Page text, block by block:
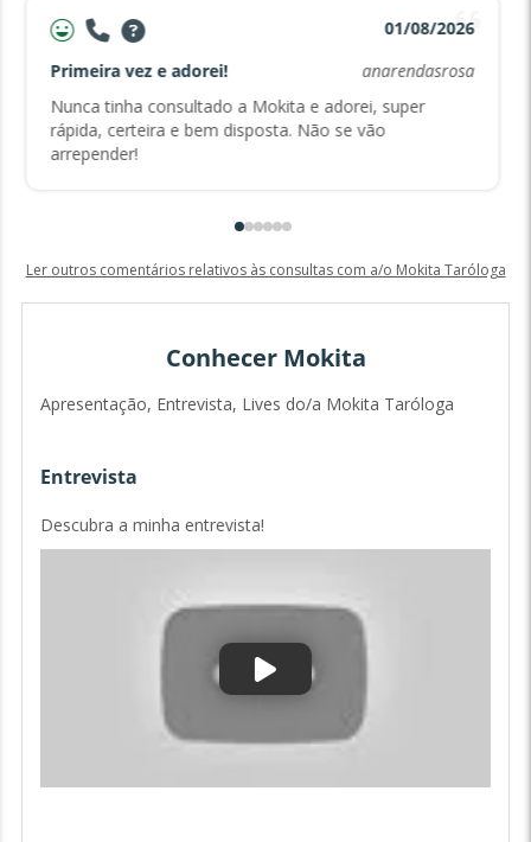
01/08/2026
Primeira vez e adorei!
anarendasrosa
Nunca tinha consultado a Mokita e adorei, super
rápida, certeira e bem disposta. Não se vão
arrepender!
Ler outros comentários relativos às consultas com a/o Mokita Taróloga
Conhecer Mokita
Apresentação, Entrevista, Lives do/a Mokita Taróloga
Entrevista
Descubra a minha entrevista!